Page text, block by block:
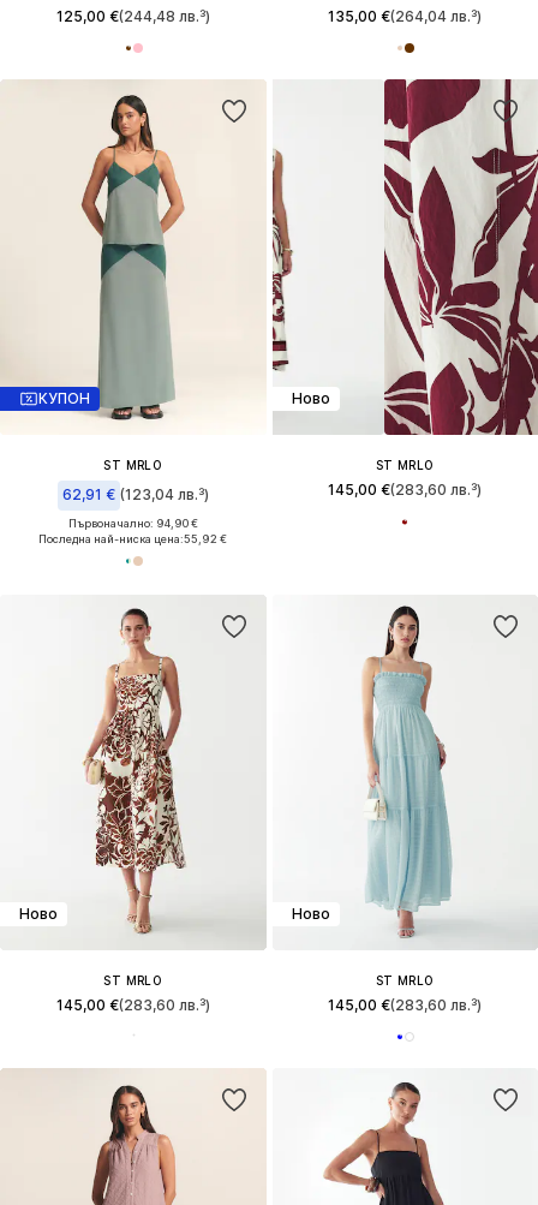
125,00 €(244,48 лв.³) 135,00 €(264,04 лв.³)
КУПОН
ST MRLO
62,91 € (123,04 лв.³)
Първоначално: 94,90 €
Последна най-ниска цена:55,92 €
Ново
ST MRLO
145,00 €(283,60 лв.³)
Ново
ST MRLO
145,00 €(283,60 лв.³)
Ново
ST MRLO
145,00 €(283,60 лв.³)